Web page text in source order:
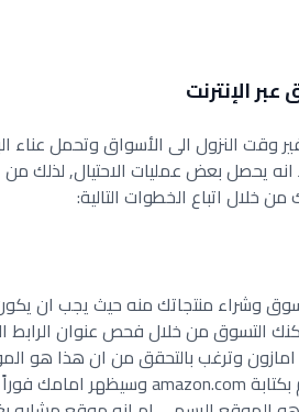
الإنترنت
وقت النزول الى الأسواق وتحمل عناء
انه يحصل بعض عمليات الاحتيال, لذلك من
من خلال اتباع الخطوات التالية:
وشراء منتجاتك منه حيث يجب ان
التسوق من خلال فحص عنوان الرابط
وترغب بالتحقق من ان هذا هو
الرسمي لأمازون قم بالتوجه الى متصفح البحث وقم بكتابة amazon.com وسيظهر امامك فوراً